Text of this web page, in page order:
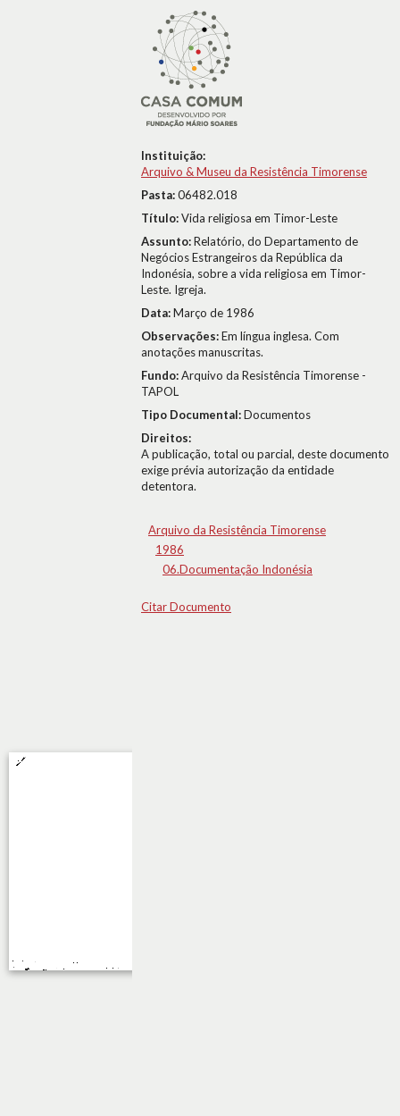
Instituição:
Arquivo & Museu da Resistência Timorense
Pasta:06482.018
Título:Vida religiosa em Timor-Leste
Assunto:Relatório, do Departamento de
Negócios Estrangeiros da República da
Indonésia, sobre a vida religiosa em Timor-
Leste. Igreja.
Data:Março de 1986
Observações:Em língua inglesa. Com
anotações manuscritas.
Fundo:Arquivo da Resistência Timorense -
TAPOL
Tipo Documental:Documentos
Direitos:
A publicação, total ou parcial, deste documento
exige prévia autorização da entidade
detentora.
Arquivo da Resistência Timorense
1986
06.Documentação Indonésia
Citar Documento